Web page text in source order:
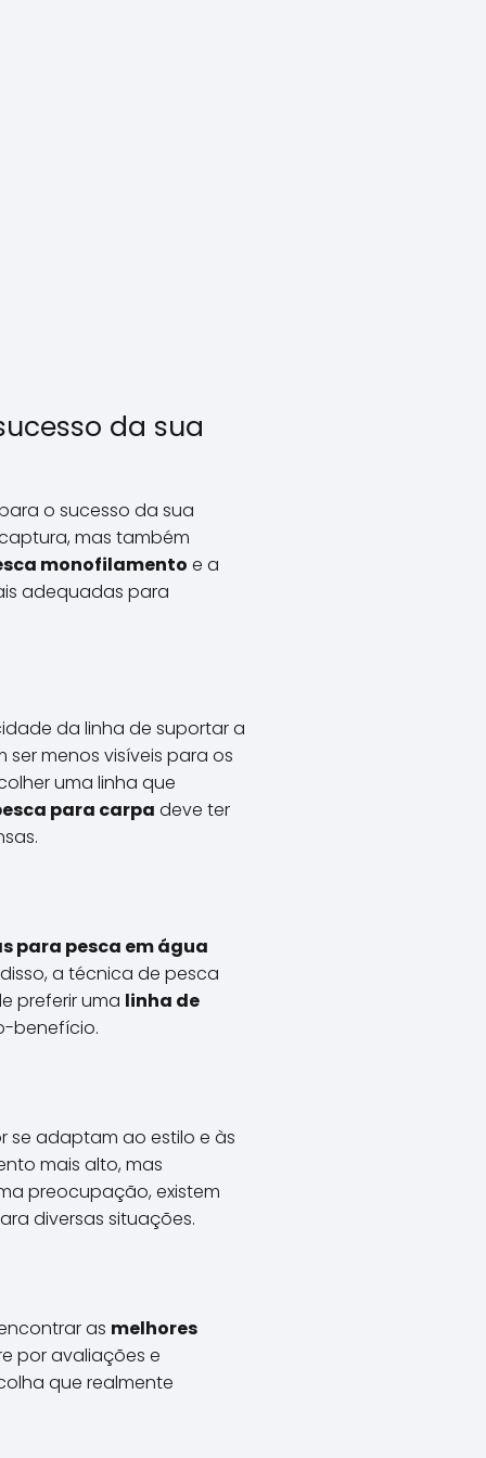
da sua
o sucesso da sua
mas também
monofilamento e a
adequadas para
da linha de suportar a
menos visíveis para os
uma linha que
para carpa deve ter
para pesca em água
a técnica de pesca
preferir uma linha de
benefício.
se adaptam ao estilo e às
mais alto, mas
preocupação, existem
diversas situações.
as melhores
por avaliações e
que realmente